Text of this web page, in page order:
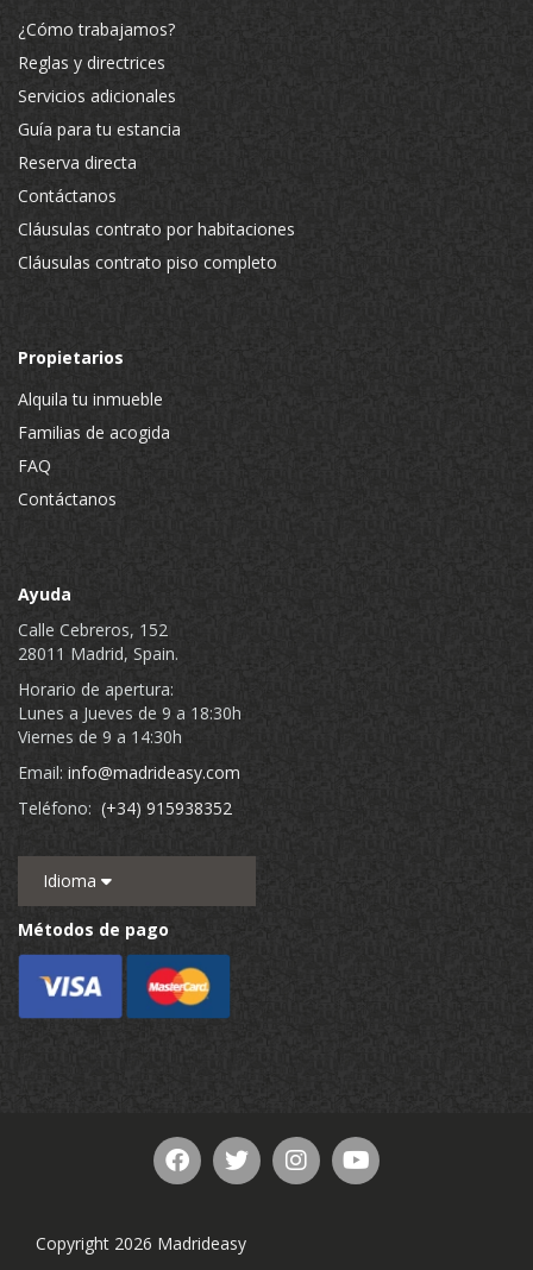
¿Cómo trabajamos?
Reglas y directrices
Servicios adicionales
Guía para tu estancia
Reserva directa
Contáctanos
Cláusulas contrato por habitaciones
Cláusulas contrato piso completo
Propietarios
Alquila tu inmueble
Familias de acogida
FAQ
Contáctanos
Ayuda
Calle Cebreros, 152
28011 Madrid, Spain.
Horario de apertura:
Lunes a Jueves de 9 a 18:30h
Viernes de 9 a 14:30h
Email: info@madrideasy.com
Teléfono: (+34) 915938352
Idioma
Métodos de pago
Copyright 2026 Madrideasy